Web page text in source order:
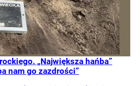
„Największa hańba”
nam go zazdrości”